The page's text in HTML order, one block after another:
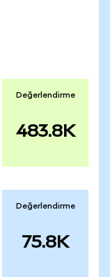
Değerlendirme
483.8K
Değerlendirme
75.8K